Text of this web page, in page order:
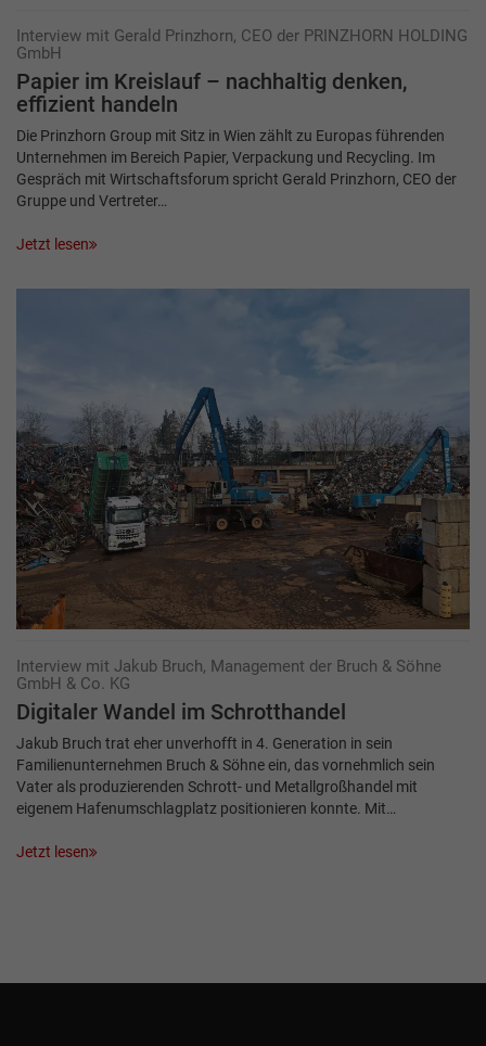
Interview mit Gerald Prinzhorn, CEO der PRINZHORN HOLDING
GmbH
Papier im Kreislauf – nachhaltig denken,
effizient handeln
Die Prinzhorn Group mit Sitz in Wien zählt zu Europas führenden
Unternehmen im Bereich Papier, Verpackung und Recycling. Im
Gespräch mit Wirtschaftsforum spricht Gerald Prinzhorn, CEO der
Gruppe und Vertreter…
Jetzt lesen
Interview mit Jakub Bruch, Management der Bruch & Söhne
GmbH & Co. KG
Digitaler Wandel im Schrotthandel
Jakub Bruch trat eher unverhofft in 4. Generation in sein
Familienunternehmen Bruch & Söhne ein, das vornehmlich sein
Vater als produzierenden Schrott- und Metallgroßhandel mit
eigenem Hafenumschlagplatz positionieren konnte. Mit…
Jetzt lesen